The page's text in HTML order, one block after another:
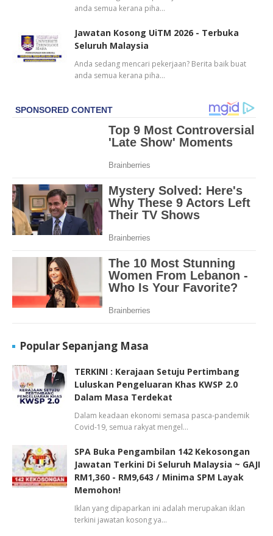
anda semua kerana piha…
Jawatan Kosong UiTM 2026 - Terbuka
Seluruh Malaysia
Anda sedang mencari pekerjaan? Berita baik buat
anda semua kerana piha…
Popular Sepanjang Masa
TERKINI : Kerajaan Setuju Pertimbang
Luluskan Pengeluaran Khas KWSP 2.0
Dalam Masa Terdekat
Dalam keadaan ekonomi semasa pasca-pandemik
Covid-19, semua rakyat mengel…
SPA Buka Pengambilan 142 Kekosongan
Jawatan Terkini Di Seluruh Malaysia ~ GAJI
RM1,360 - RM9,643 / Minima SPM Layak
Memohon!
Iklan yang dipaparkan ini adalah merupakan iklan
terkini jawatan kosong ya…